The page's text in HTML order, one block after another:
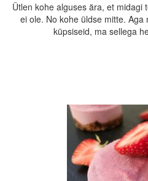
Ütlen kohe alguses ära, et midagi
ei ole. No kohe üldse mitte.
küpsiseid, ma sellega